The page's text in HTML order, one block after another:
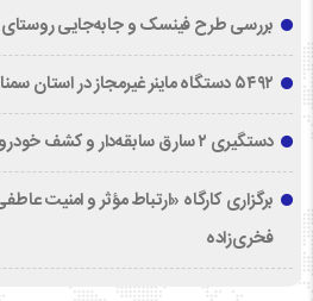
بررسی طرح فینسک و جابه‌جایی
۵۴۹۲ دستگاه ماینر غیرمجاز در استان سمنان جمع‌آوری شد
دستگیری ۲ سارق سابقه‌دار و کشف خودروی سرقتی در مهدیشهر
برگزاری کارگاه «ارتباط مؤثر و امنیت
فخری‌زاده